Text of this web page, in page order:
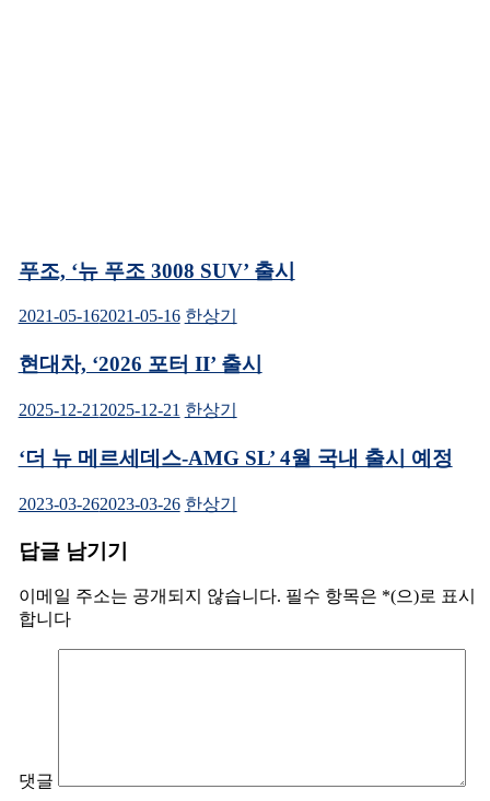
푸조, ‘뉴 푸조 3008 SUV’ 출시
2021-05-162021-05-16 한상기
현대차, ‘2026 포터 II’ 출시
2025-12-21 2025-12-21 한상기
‘더 뉴 메르세데스-AMG SL’ 4월 국내 출시 예정
2023-03-262023-03-26 한상기
답글 남기기
이메일 주소는 공개되지 않습니다. 필수 항목은 *(으)로 표시
합니다
댓글